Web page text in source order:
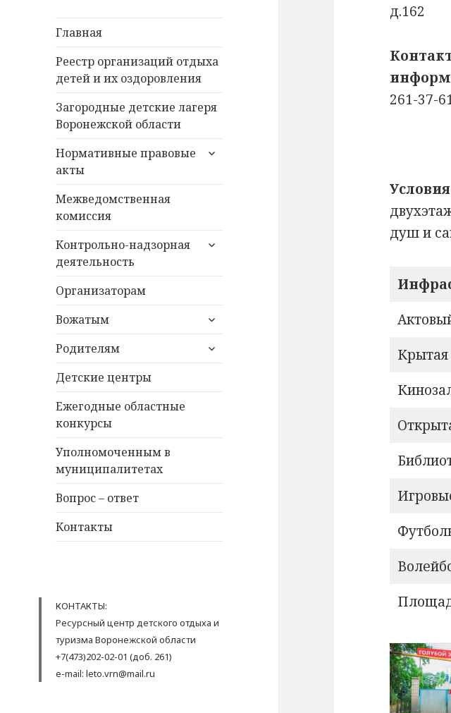
Главная
Реестр организаций отдыха
детей и их оздоровления
Загородные детские лагеря
Воронежской области
Нормативные правовые
акты
раскрыть
Межведомственная
комиссия
Контрольно-надзорная
деятельность
раскрыть
Организаторам
Вожатым
раскрыть
меню
Родителям
раскрыть
Детские центры
Ежегодные областные
конкурсы
Уполномоченным в
муниципалитетах
Вопрос – ответ
Контакты
КОНТАКТЫ:
Ресурсный центр детского отдыха и
туризма Воронежской области
+7(473)202-02-01 (доб. 261)
e-mail: leto.vrn@mail.ru
д.162
261-37-
душ и
Крытая